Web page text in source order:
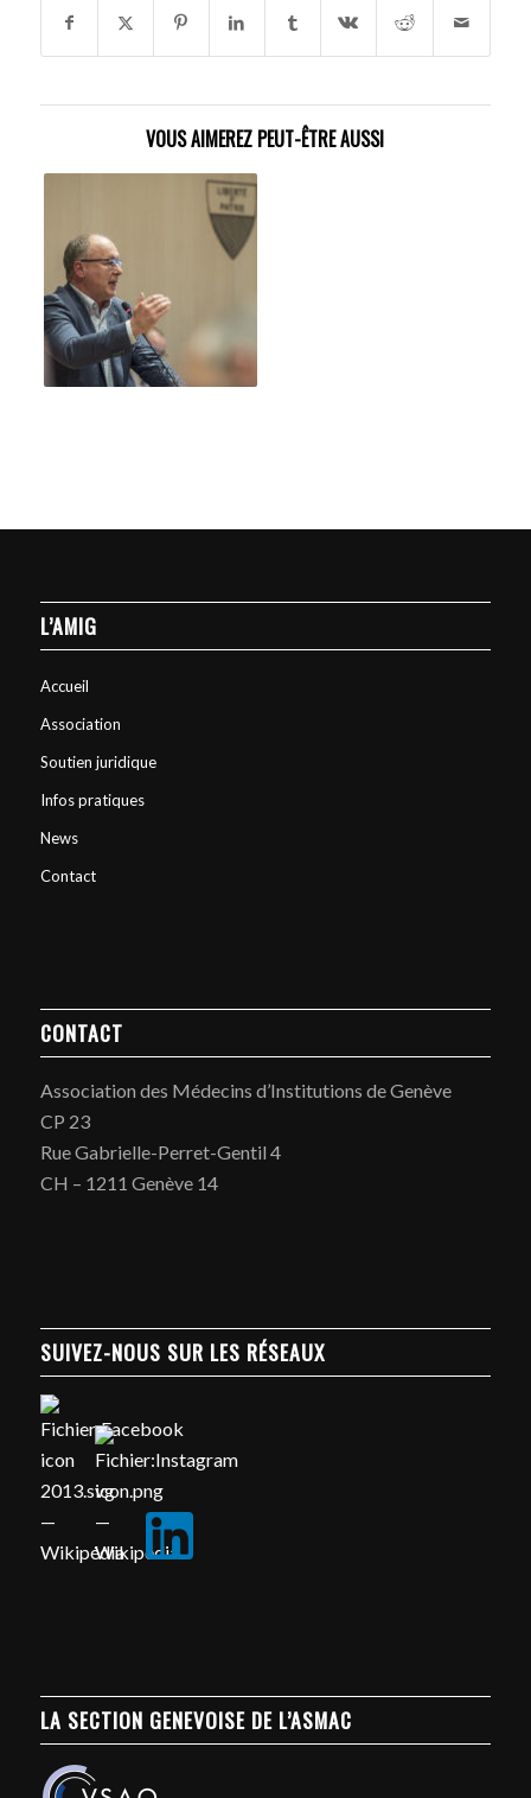
VOUS AIMEREZ PEUT-ÊTRE AUSSI
L’AMIG
Accueil
Association
Soutien juridique
Infos pratiques
News
Contact
CONTACT
Association des Médecins d’Institutions de Genève
CP 23
Rue Gabrielle-Perret-Gentil 4
CH – 1211 Genève 14
SUIVEZ-NOUS SUR LES RÉSEAUX
LA SECTION GENEVOISE DE L’ASMAC